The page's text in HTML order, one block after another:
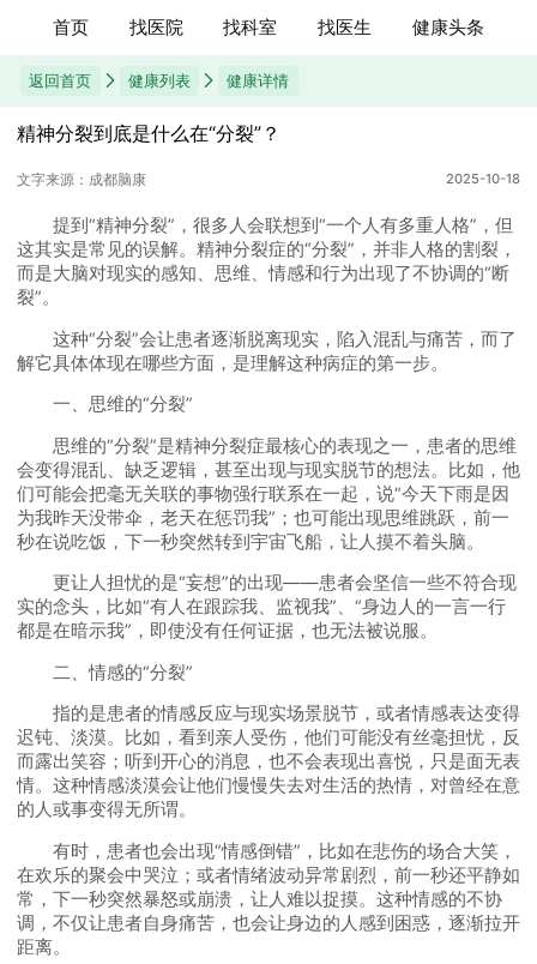
首页 找医院 找科室 找医生 健康头条
返回首页 健康列表 健康详情
精神分裂到底是什么在“分裂”？
文字来源：成都脑康 2025-10-18
提到“精神分裂”，很多人会联想到“一个人有多重人格”，但
这其实是常见的误解。精神分裂症的“分裂”，并非人格的割裂，
而是大脑对现实的感知、思维、情感和行为出现了不协调的“断
裂”。
这种“分裂”会让患者逐渐脱离现实，陷入混乱与痛苦，而了
解它具体体现在哪些方面，是理解这种病症的第一步。
一、思维的“分裂”
思维的“分裂”是精神分裂症最核心的表现之一，患者的思维
会变得混乱、缺乏逻辑，甚至出现与现实脱节的想法。比如，他
们可能会把毫无关联的事物强行联系在一起，说“今天下雨是因
为我昨天没带伞，老天在惩罚我”；也可能出现思维跳跃，前一
秒在说吃饭，下一秒突然转到宇宙飞船，让人摸不着头脑。
更让人担忧的是“妄想”的出现——患者会坚信一些不符合现
实的念头，比如“有人在跟踪我、监视我”、“身边人的一言一行
都是在暗示我”，即使没有任何证据，也无法被说服。
二、情感的“分裂”
指的是患者的情感反应与现实场景脱节，或者情感表达变得
迟钝、淡漠。比如，看到亲人受伤，他们可能没有丝毫担忧，反
而露出笑容；听到开心的消息，也不会表现出喜悦，只是面无表
情。这种情感淡漠会让他们慢慢失去对生活的热情，对曾经在意
的人或事变得无所谓。
有时，患者也会出现“情感倒错”，比如在悲伤的场合大笑，
在欢乐的聚会中哭泣；或者情绪波动异常剧烈，前一秒还平静如
常，下一秒突然暴怒或崩溃，让人难以捉摸。这种情感的不协
调，不仅让患者自身痛苦，也会让身边的人感到困惑，逐渐拉开
距离。